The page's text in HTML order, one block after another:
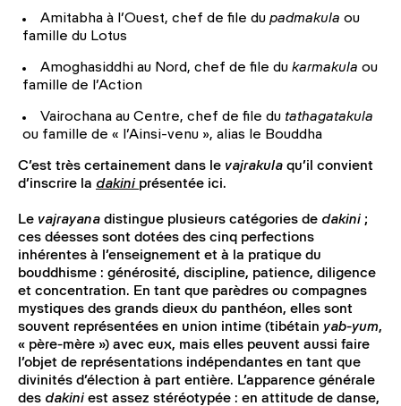
Amitabha à l’Ouest, chef de file du padmakula ou
famille du Lotus
Amoghasiddhi au Nord, chef de file du karmakula ou
famille de l’Action
Vairochana au Centre, chef de file du tathagatakula
ou famille de « l’Ainsi-venu », alias le Bouddha
C’est très certainement dans le vajrakula qu’il convient
d’inscrire la dakini présentée ici.
Le vajrayana distingue plusieurs catégories de dakini ;
ces déesses sont dotées des cinq perfections
inhérentes à l’enseignement et à la pratique du
bouddhisme : générosité, discipline, patience, diligence
et concentration. En tant que parèdres ou compagnes
mystiques des grands dieux du panthéon, elles sont
souvent représentées en union intime (tibétain yab-yum,
« père-mère ») avec eux, mais elles peuvent aussi faire
l’objet de représentations indépendantes en tant que
divinités d’élection à part entière. L’apparence générale
des dakini est assez stéréotypée : en attitude de danse,